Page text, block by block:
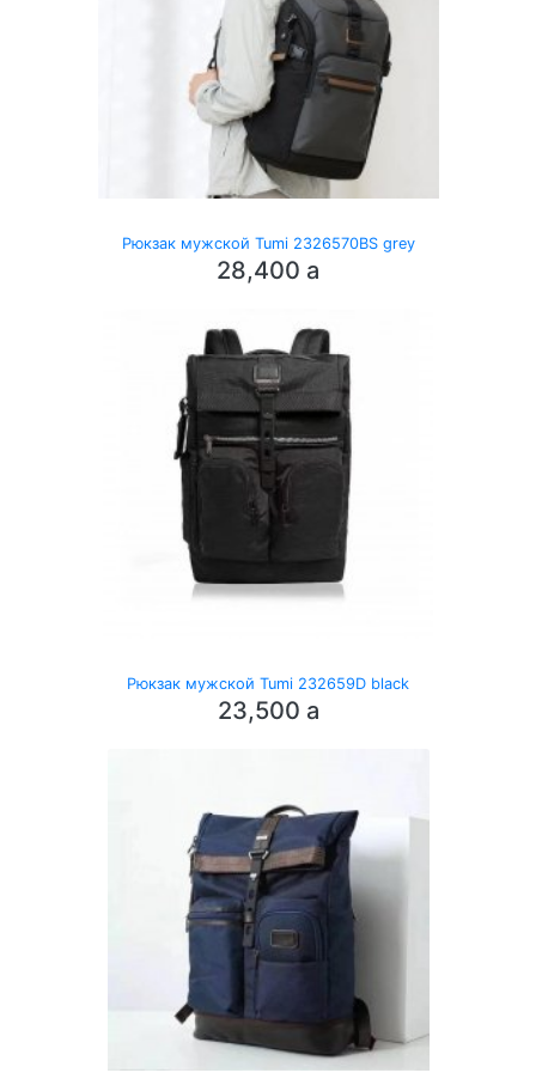
Рюкзак мужской Tumi 2326570BS grey
28,400 a
Рюкзак мужской Tumi 232659D black
23,500 a